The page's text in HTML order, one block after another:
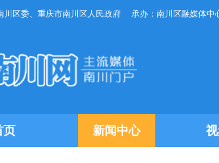
川区委、重庆市南川区人民政府 承办：南川区融媒体中
页 新闻中心